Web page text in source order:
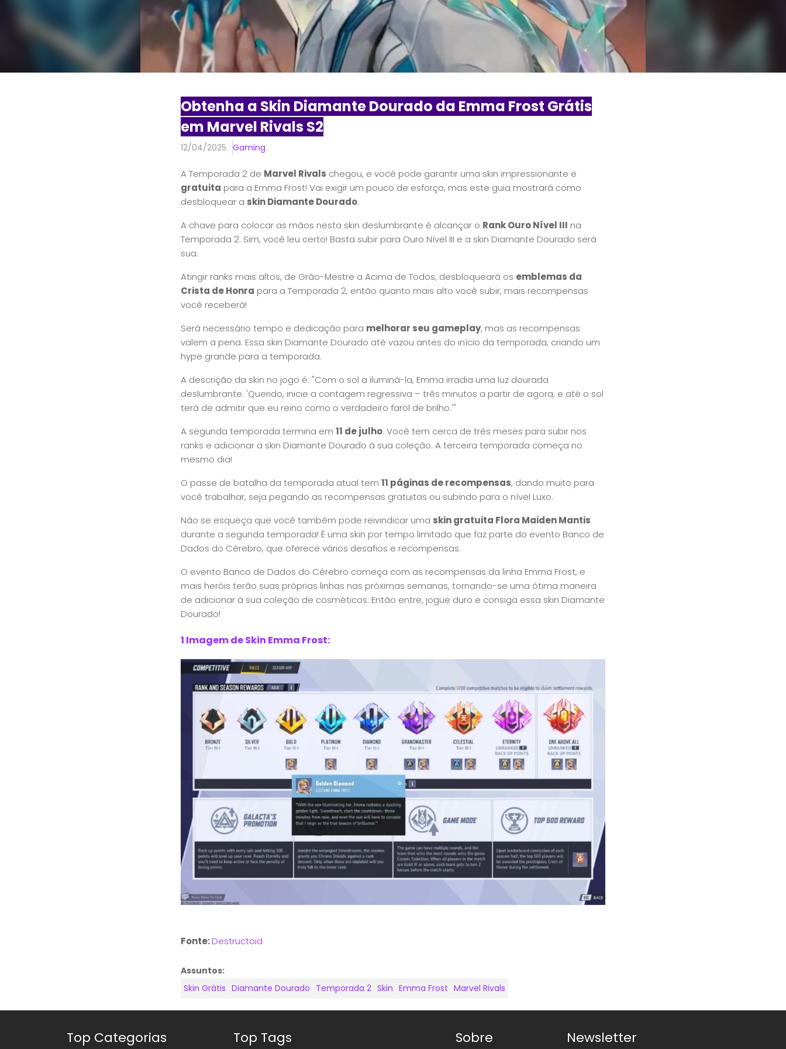
Obtenha a Skin Diamante Dourado da Emma Frost Grátis
em Marvel Rivals S2
12/04/2025 Gaming
A Temporada 2 de Marvel Rivals chegou, e você pode garantir uma skin impressionante e
gratuita para a Emma Frost! Vai exigir um pouco de esforço, mas este guia mostrará como
desbloquear a skin Diamante Dourado.
A chave para colocar as mãos nesta skin deslumbrante é alcançar o Rank Ouro Nível III na
Temporada 2. Sim, você leu certo! Basta subir para Ouro Nível III e a skin Diamante Dourado será
sua.
Atingir ranks mais altos, de Grão-Mestre a Acima de Todos, desbloqueará os emblemas da
Crista de Honra para a Temporada 2, então quanto mais alto você subir, mais recompensas
você receberá!
Será necessário tempo e dedicação para melhorar seu gameplay, mas as recompensas
valem a pena. Essa skin Diamante Dourado até vazou antes do início da temporada, criando um
hype grande para a temporada.
A descrição da skin no jogo é: "Com o sol a iluminá-la, Emma irradia uma luz dourada
deslumbrante. 'Querido, inicie a contagem regressiva – três minutos a partir de agora, e até o sol
terá de admitir que eu reino como o verdadeiro farol de brilho.'"
A segunda temporada termina em 11 de julho. Você tem cerca de três meses para subir nos
ranks e adicionar a skin Diamante Dourado à sua coleção. A terceira temporada começa no
mesmo dia!
O passe de batalha da temporada atual tem 11 páginas de recompensas, dando muito para
você trabalhar, seja pegando as recompensas gratuitas ou subindo para o nível Luxo.
Não se esqueça que você também pode reivindicar uma skin gratuita Flora Maiden Mantis
durante a segunda temporada! É uma skin por tempo limitado que faz parte do evento Banco de
Dados do Cérebro, que oferece vários desafios e recompensas.
O evento Banco de Dados do Cérebro começa com as recompensas da linha Emma Frost, e
mais heróis terão suas próprias linhas nas próximas semanas, tornando-se uma ótima maneira
de adicionar à sua coleção de cosméticos. Então entre, jogue duro e consiga essa skin Diamante
Dourado!
1 Imagem de Skin Emma Frost:
Fonte:Destructoid
Assuntos:
Skin Grátis Diamante Dourado Temporada 2 Skin Emma Frost Marvel Rivals
Top Categorias Top Tags Sobre Newsletter